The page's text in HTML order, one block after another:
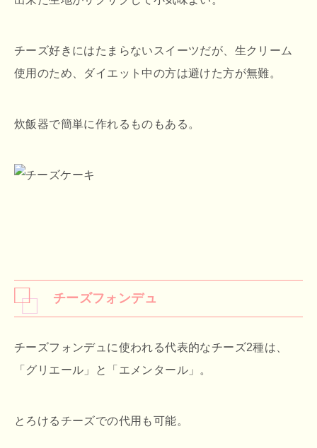
チーズ好きにはたまらないスイーツだが、生クリーム
使用のため、ダイエット中の方は避けた方が無難。
炊飯器で簡単に作れるものもある。
チーズフォンデュ
チーズフォンデュに使われる代表的なチーズ2種は、
「グリエール」と「エメンタール」。
とろけるチーズでの代用も可能。